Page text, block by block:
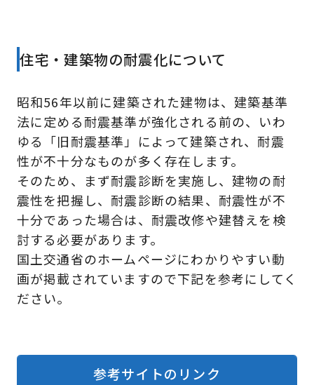
住宅・建築物の耐震化について
昭和56年以前に建築された建物は、建築基準
法に定める耐震基準が強化される前の、いわ
ゆる「旧耐震基準」によって建築され、耐震
性が不十分なものが多く存在します。
そのため、まず耐震診断を実施し、建物の耐
震性を把握し、耐震診断の結果、耐震性が不
十分であった場合は、耐震改修や建替えを検
討する必要があります。
国土交通省のホームページにわかりやすい動
画が掲載されていますので下記を参考にしてく
ださい。
参考サイトのリンク